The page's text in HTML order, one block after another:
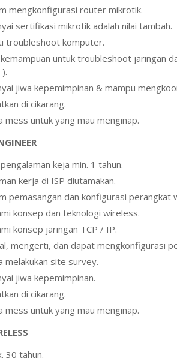
mengkonfigurasi router mikrotik.
sertifikasi mikrotik adalah nilai tambah.
troubleshoot komputer.
untuk troubleshoot jaringan
jiwa kepemimpinan & mampu
di cikarang.
mess untuk yang mau menginap.
keja min. 1 tahun.
kerja di ISP diutamakan.
pemasangan dan konfigurasi perangkat
konsep dan teknologi wireless.
konsep jaringan TCP / IP.
mengerti, dan dapat mengkonfigurasi
melakukan site survey.
jiwa kepemimpinan.
di cikarang.
mess untuk yang mau menginap.
30 tahun.